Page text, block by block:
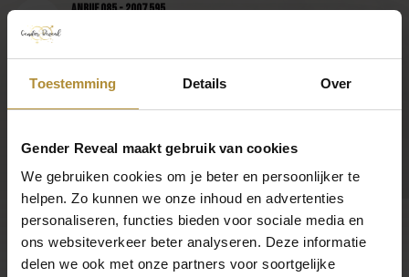
Toestemming Details Over
Gender Reveal maakt gebruik van cookies
We gebruiken cookies om je beter en persoonlijker te
helpen. Zo kunnen we onze inhoud en advertenties
personaliseren, functies bieden voor sociale media en
ons websiteverkeer beter analyseren. Deze informatie
delen we ook met onze partners voor soortgelijke
Anruf 085 - 2007 595
Kundenbetreuung